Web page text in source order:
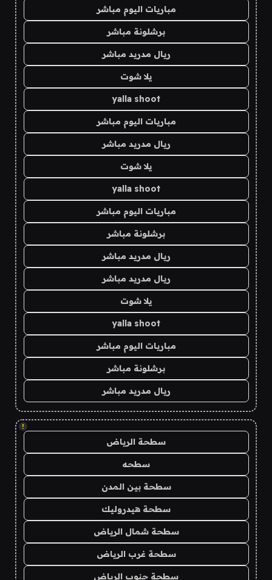
مباريات اليوم مباشر
برشلونة مباشر
ريال مدريد مباشر
يلا شوت
yalla shoot
مباريات اليوم مباشر
ريال مدريد مباشر
يلا شوت
yalla shoot
مباريات اليوم مباشر
برشلونة مباشر
ريال مدريد مباشر
ريال مدريد مباشر
يلا شوت
yalla shoot
مباريات اليوم مباشر
برشلونة مباشر
ريال مدريد مباشر
!
سطحة الرياض
سطحه
سطحة بين المدن
سطحة هيدروليك
سطحة شمال الرياض
سطحة غرب الرياض
سطحة جنوب الرياض